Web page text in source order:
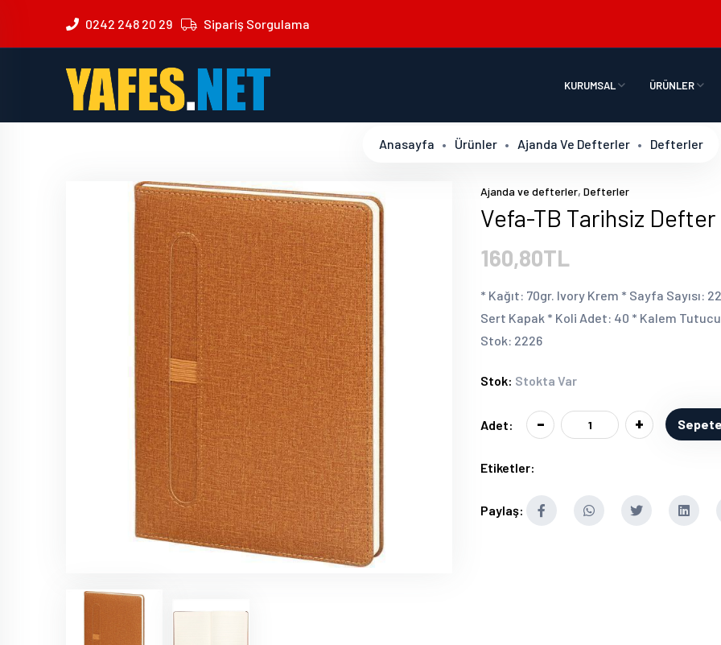
0242 248 20 29 Sipariş Sorgulama
KURUMSAL ÜRÜNLER
Anasayfa Ürünler Ajanda Ve Defterler Defterler
Ajanda ve defterler, Defterler
Vefa-TB Tarihsiz Defter
160,80TL
* Kağıt: 70gr. Ivory Krem * Sayfa Sayısı:
Sert Kapak * Koli Adet: 40 * Kalem
Stok: 2226
Stok: Stokta Var
Adet: - +
Etiketler:
Paylaş: